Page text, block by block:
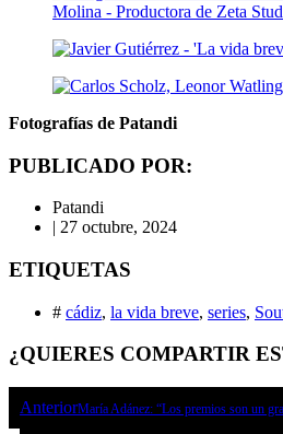
Fotografías de Patandi
PUBLICADO POR:
Patandi
| 27 octubre, 2024
ETIQUETAS
# cádiz, la vida breve, series,
¿QUIERES COMPARTIR
AnteriorMaría Adánez: “Los premios son un